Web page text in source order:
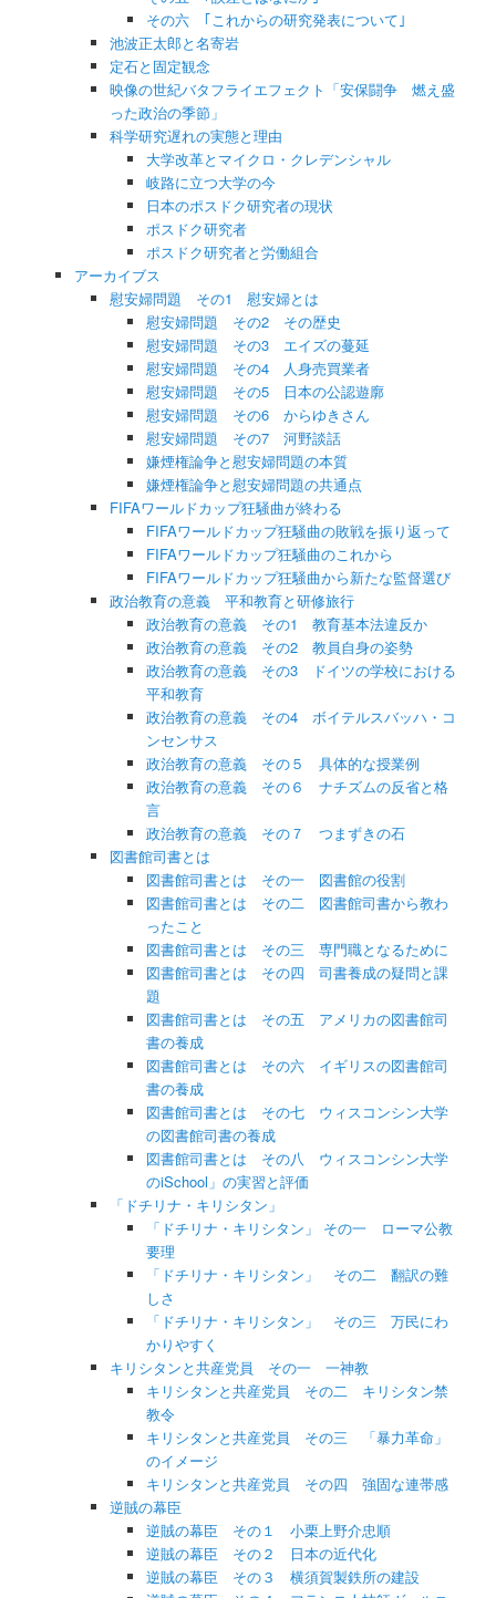
その六 ｢これからの研究発表について｣
池波正太郎と名寄岩
定石と固定観念
映像の世紀バタフライエフェクト「安保闘争 燃え盛
った政治の季節」
科学研究遅れの実態と理由
大学改革とマイクロ・クレデンシャル
岐路に立つ大学の今
日本のポスドク研究者の現状
ポスドク研究者
ポスドク研究者と労働組合
アーカイブス
慰安婦問題 その1 慰安婦とは
慰安婦問題 その2 その歴史
慰安婦問題 その3 エイズの蔓延
慰安婦問題 その4 人身売買業者
慰安婦問題 その5 日本の公認遊廓
慰安婦問題 その6 からゆきさん
慰安婦問題 その7 河野談話
嫌煙権論争と慰安婦問題の本質
嫌煙権論争と慰安婦問題の共通点
FIFAワールドカップ狂騒曲が終わる
FIFAワールドカップ狂騒曲の敗戦を振り返って
FIFAワールドカップ狂騒曲のこれから
FIFAワールドカップ狂騒曲から新たな監督選び
政治教育の意義 平和教育と研修旅行
政治教育の意義 その1 教育基本法違反か
政治教育の意義 その2 教員自身の姿勢
政治教育の意義 その3 ドイツの学校における
平和教育
政治教育の意義 その4 ボイテルスバッハ・コ
ンセンサス
政治教育の意義 その５ 具体的な授業例
政治教育の意義 その６ ナチズムの反省と格
言
政治教育の意義 その７ つまずきの石
図書館司書とは
図書館司書とは その一 図書館の役割
図書館司書とは その二 図書館司書から教わ
ったこと
図書館司書とは その三 専門職となるために
図書館司書とは その四 司書養成の疑問と課
題
図書館司書とは その五 アメリカの図書館司
書の養成
図書館司書とは その六 イギリスの図書館司
書の養成
図書館司書とは その七 ウィスコンシン大学
の図書館司書の養成
図書館司書とは その八 ウィスコンシン大学
のiSchool」の実習と評価
「ドチリナ・キリシタン」
「ドチリナ・キリシタン」 その一 ローマ公教
要理
「ドチリナ・キリシタン」 その二 翻訳の難
しさ
「ドチリナ・キリシタン」 その三 万民にわ
かりやすく
キリシタンと共産党員 その一 一神教
キリシタンと共産党員 その二 キリシタン禁
教令
キリシタンと共産党員 その三 「暴力革命」
のイメージ
キリシタンと共産党員 その四 強固な連帯感
逆賊の幕臣
逆賊の幕臣 その１ 小栗上野介忠順
逆賊の幕臣 その２ 日本の近代化
逆賊の幕臣 その３ 横須賀製鉄所の建設